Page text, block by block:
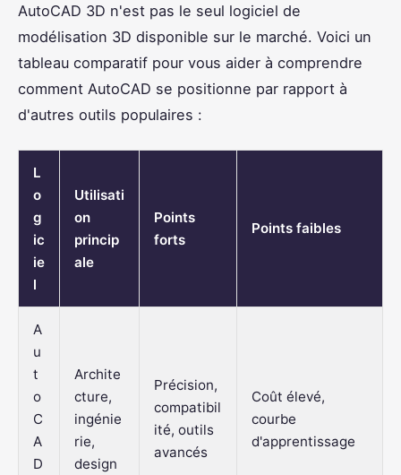
AutoCAD 3D n'est pas le seul logiciel de
modélisation 3D disponible sur le marché. Voici un
tableau comparatif pour vous aider à comprendre
comment AutoCAD se positionne par rapport à
d'autres outils populaires :
L
o
g
ic
ie
l
Utilisati
on
princip
ale
Points
forts
Points faibles
A
u
t
o
C
A
D
Archite
cture,
ingénie
rie,
design
Précision,
compatibil
ité, outils
avancés
Coût élevé,
courbe
d'apprentissage